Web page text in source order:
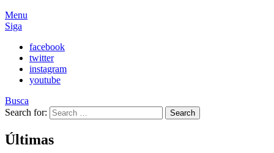
Menu
Siga
facebook
twitter
instagram
youtube
Busca
Search for:
Search
Últimas